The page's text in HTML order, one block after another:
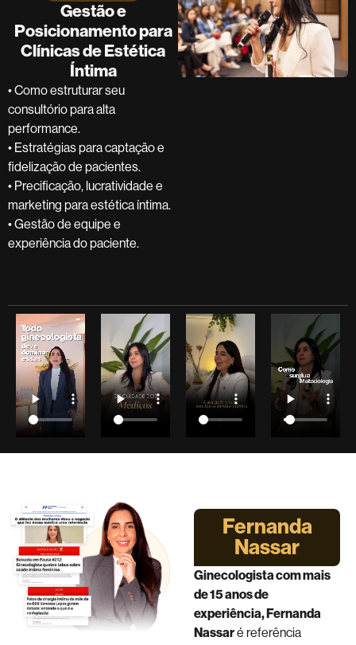
Gestão e
Posicionamento para
Clínicas de Estética
Íntima
• Como estruturar seu
consultório para alta
performance.
• Estratégias para captação e
fidelização de pacientes.
• Precificação, lucratividade e
marketing para estética íntima.
• Gestão de equipe e
experiência do paciente.
Fernanda
Nassar
Ginecologista com mais
de 15 anos de
experiência, Fernanda
Nassaré referência